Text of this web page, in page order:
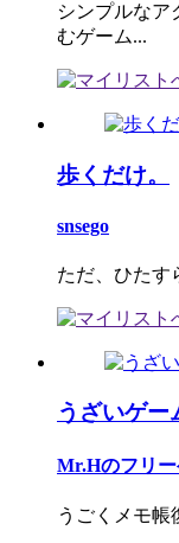
シンプルなア
むゲーム...
歩くだけ。
snsego
ただ、ひたす
うざいゲー
Mr.Hのフリ
うごくメモ帳